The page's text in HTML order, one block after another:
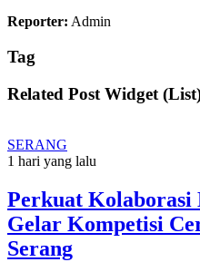
Reporter: Admin
Tag
Related Post Widget
SERANG
1 hari yang lalu
Perkuat Kolaborasi
Gelar Kompetisi
Serang